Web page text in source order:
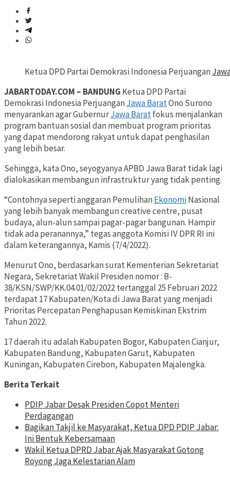
Ketua DPD Partai Demokrasi Indonesia Perjuangan
JABARTODAY.COM – BANDUNG Ketua DPD Partai
Demokrasi Indonesia PerjuanganJawa BaratOno Surono
menyarankan agar GubernurJawa Baratfokus menjalankan
program bantuan sosial dan membuat program prioritas
yang dapat mendorong rakyat untuk dapat penghasilan
yang lebih besar.
Sehingga, kata Ono, seyogyanya APBD Jawa Barat tidak lagi
dialokasikan membangun infrastruktur yang tidak penting.
“Contohnya seperti anggaran PemulihanEkonomiNasional
yang lebih banyak membangun creative centre, pusat
budaya, alun-alun sampai pagar-pagar bangunan. Hampir
tidak ada peranannya,” tegas anggota Komisi IV DPR RI ini
dalam keterangannya, Kamis (7/4/2022).
Menurut Ono, berdasarkan surat Kementerian Sekretariat
Negara, Sekretariat Wakil Presiden nomor : B-
38/KSN/SWP/KK.04.01/02/2022 tertanggal 25 Februari 2022
terdapat 17 Kabupaten/Kota di Jawa Barat yang menjadi
Prioritas Percepatan Penghapusan Kemiskinan Ekstrim
Tahun 2022.
17 daerah itu adalah Kabupaten Bogor, Kabupaten Cianjur,
Kabupaten Bandung, Kabupaten Garut, Kabupaten
Kuningan, Kabupaten Cirebon, Kabupaten Majalengka.
Berita Terkait
PDIP Jabar Desak Presiden Copot Menteri
Perdagangan
Bagikan Takjil ke Masyarakat, Ketua DPD PDIP Jabar:
Ini Bentuk Kebersamaan
Wakil Ketua DPRD Jabar Ajak Masyarakat Gotong
Royong Jaga Kelestarian Alam